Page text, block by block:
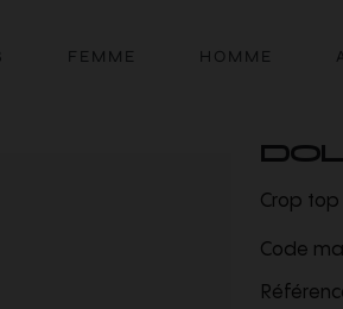
FEMME HOMME
Crop
Code